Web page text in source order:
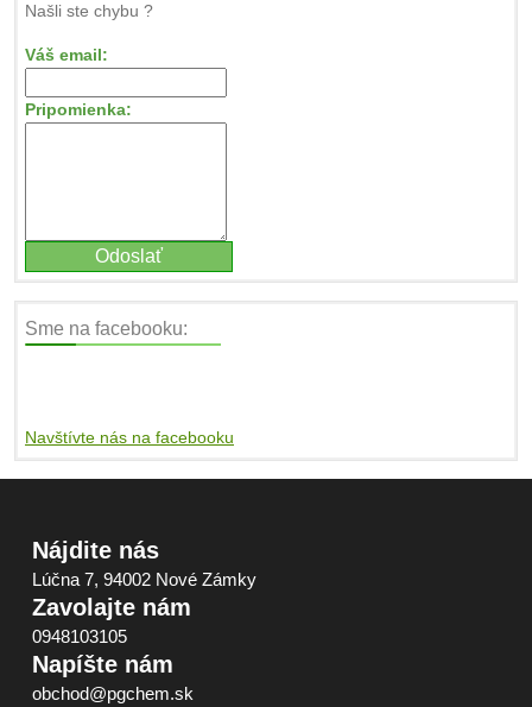
Našli ste chybu ?
Váš email:
Pripomienka:
Sme na facebooku:
Navštívte nás na facebooku
Nájdite nás
Lúčna 7, 94002 Nové Zámky
Zavolajte nám
0948103105
Napíšte nám
obchod@pgchem.sk